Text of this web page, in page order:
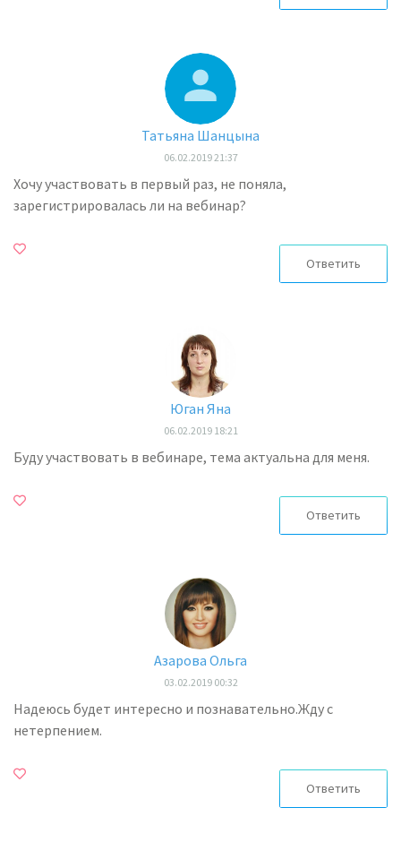
Татьяна Шанцына
06.02.2019 21:37
Хочу участвовать в первый раз, не поняла,
зарегистрировалась ли на вебинар?
Ответить
Юган Яна
06.02.2019 18:21
Буду участвовать в вебинаре, тема актуальна для меня.
Ответить
Азарова Ольга
03.02.2019 00:32
Надеюсь будет интересно и познавательно.Жду с
нетерпением.
Ответить